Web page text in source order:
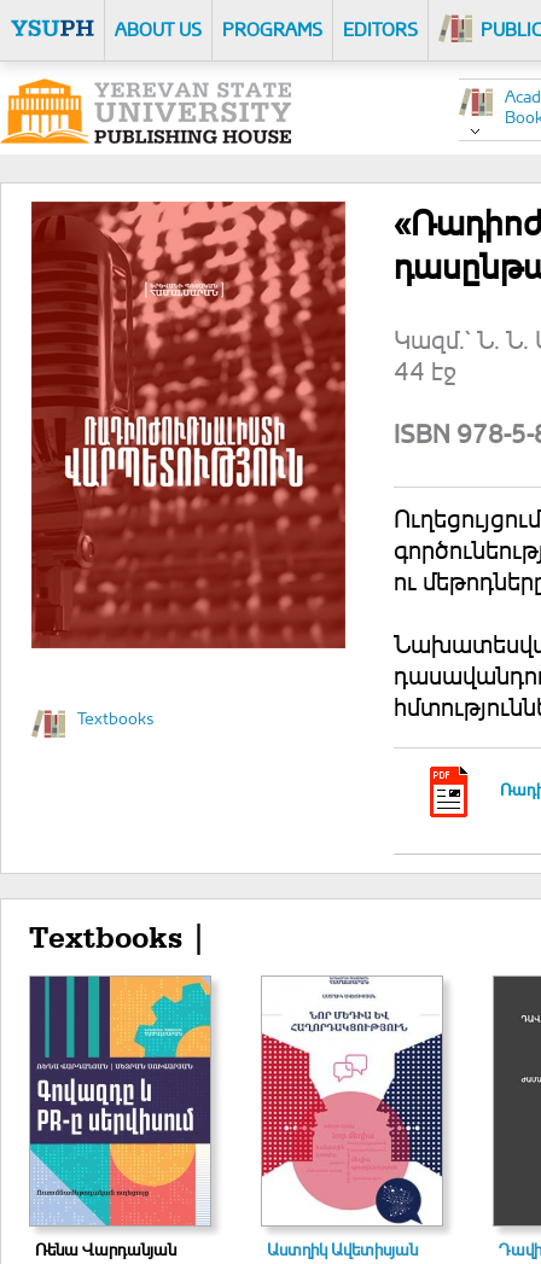
ABOUT US PROGRAMS EDITORS
Textbooks
Կազմ.` Ն. Ն.
44 էջ
ISBN 978-
ու
Textbooks |
Ռենա Վարդանյան
Աստղիկ Ավետիսյան